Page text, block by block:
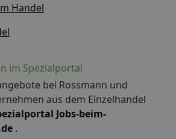
Handel
im Spezialportal
bei Rossmann und
aus dem Einzelhandel
Jobs-beim-
.